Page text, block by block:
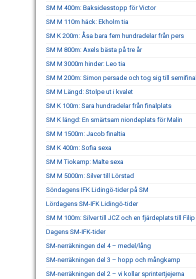
SM M 400m: Baksidesstopp för Victor
SM M 110m häck: Ekholm tia
SM K 200m: Åsa bara fem hundradelar från pers
SM M 800m: Axels bästa på tre år
SM M 3000m hinder: Leo tia
SM M 200m: Simon persade och tog sig till semifinal
SM M Längd: Stolpe ut i kvalet
SM K 100m: Sara hundradelar från finalplats
SM K längd: En smärtsam niondeplats för Malin
SM M 1500m: Jacob finaltia
SM K 400m: Sofia sexa
SM M Tiokamp: Malte sexa
SM M 5000m: Silver till Lörstad
Söndagens IFK Lidingö-tider på SM
Lördagens SM-IFK Lidingö-tider
SM M 100m: Silver till JCZ och en fjärdeplats till Filip
Dagens SM-IFK-tider
SM-nerräkningen del 4 – medel/lång
SM-nerräkningen del 3 – hopp och mångkamp
SM-nerräkningen del 2 – vi kollar sprintertjejerna